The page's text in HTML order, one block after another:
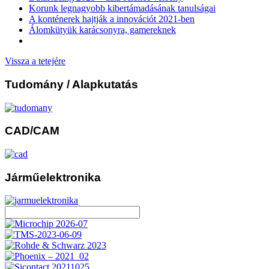
Korunk legnagyobb kibertámadásának tanulságai
A konténerek hajtják a innovációt 2021-ben
Álomkütyük karácsonyra, gamereknek
Vissza a tetejére
Tudomány / Alapkutatás
CAD/CAM
Járműelektronika